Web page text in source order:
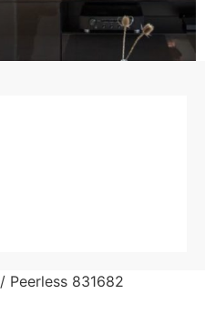
/ Peerless 831682